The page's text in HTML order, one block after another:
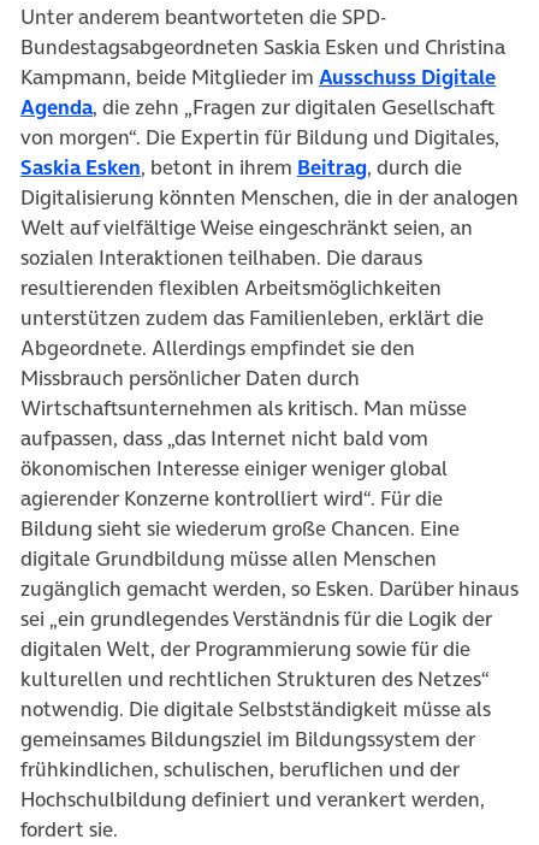
Unter anderem beantworteten die SPD-
Bundestagsabgeordneten Saskia Esken und Christina
Kampmann, beide Mitglieder im Ausschuss Digitale
Agenda(öffnet in neuem Tab)
, die zehn „Fragen zur digitalen Gesellschaft
von morgen“. Die Expertin für Bildung und Digitales,
Saskia Esken(öffnet in neuem Tab)
, betont in ihrem Beitrag(öffnet in neuem
, durch die
Digitalisierung könnten Menschen, die in der analogen
Welt auf vielfältige Weise eingeschränkt seien, an
sozialen Interaktionen teilhaben. Die daraus
resultierenden flexiblen Arbeitsmöglichkeiten
unterstützen zudem das Familienleben, erklärt die
Abgeordnete. Allerdings empfindet sie den
Missbrauch persönlicher Daten durch
Wirtschaftsunternehmen als kritisch. Man müsse
aufpassen, dass „das Internet nicht bald vom
ökonomischen Interesse einiger weniger global
agierender Konzerne kontrolliert wird“. Für die
Bildung sieht sie wiederum große Chancen. Eine
digitale Grundbildung müsse allen Menschen
zugänglich gemacht werden, so Esken. Darüber hinaus
sei „ein grundlegendes Verständnis für die Logik der
digitalen Welt, der Programmierung sowie für die
kulturellen und rechtlichen Strukturen des Netzes“
notwendig. Die digitale Selbstständigkeit müsse als
gemeinsames Bildungsziel im Bildungssystem der
frühkindlichen, schulischen, beruflichen und der
Hochschulbildung definiert und verankert werden,
fordert sie.